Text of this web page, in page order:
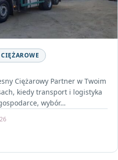
Ciężarowy Partner w Twoim
kiedy transport i logistyka
wybór…